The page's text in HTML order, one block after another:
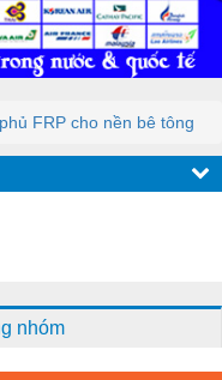
FRP cho nền bê tông
nhóm